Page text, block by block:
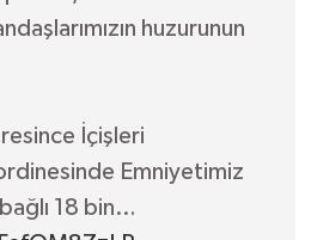
huzurunun
İçişleri
Emniyetimiz
18 bin…